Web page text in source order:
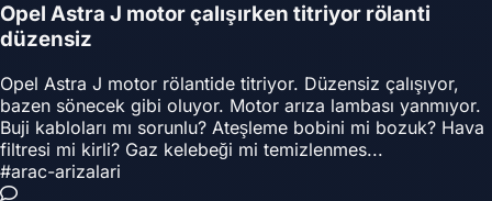
Opel Astra J motor çalışırken titriyor rölanti
düzensiz
Opel Astra J motor rölantide titriyor. Düzensiz çalışıyor,
bazen sönecek gibi oluyor. Motor arıza lambası yanmıyor.
Buji kabloları mı sorunlu? Ateşleme bobini mi bozuk? Hava
filtresi mi kirli? Gaz kelebeği mi temizlenmes...
#arac-arizalari